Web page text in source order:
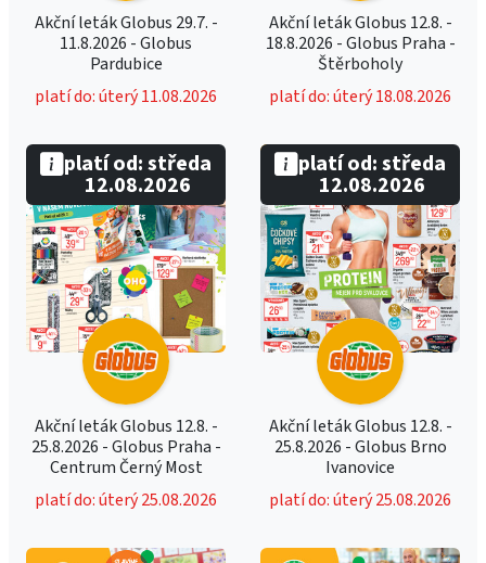
Akční leták Globus 29.7. -
11.8.2026 - Globus
Pardubice
platí do: úterý 11.08.2026
Akční leták Globus 12.8. -
18.8.2026 - Globus Praha -
Štěrboholy
platí do: úterý 18.08.2026
Akční leták Globus 12.8. -
25.8.2026 - Globus Praha -
Centrum Černý Most
platí do: úterý 25.08.2026
platí od: středa
12.08.2026
Akční leták Globus 12.8. -
25.8.2026 - Globus Brno
Ivanovice
platí do: úterý 25.08.2026
platí od: středa
12.08.2026